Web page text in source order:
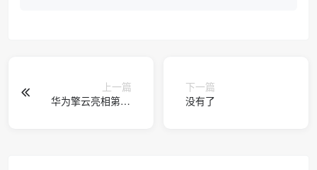
上一篇
华为擎云亮相第87
下一篇
没有了